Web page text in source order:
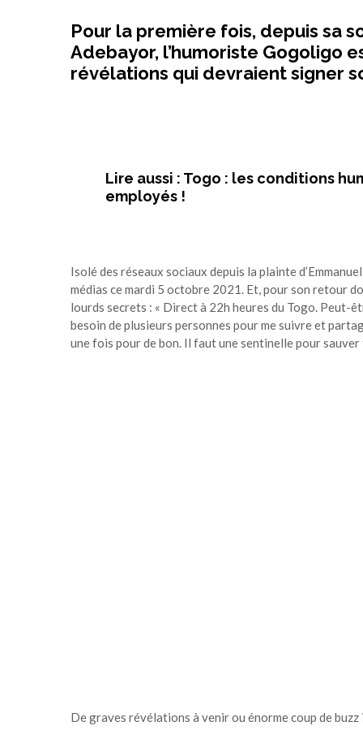
Pour la première fois, depuis sa
Adebayor, l’humoriste Gogoligo
révélations qui devraient signer
Lire aussi : Togo : les conditions
employés !
Isolé des réseaux sociaux depuis la plainte
médias ce mardi 5 octobre 2021. Et, pour son retour
lourds secrets : « Direct à 22h heures du Togo. Peut-
besoin de plusieurs personnes pour me suivre et
une fois pour de bon. Il faut une sentinelle pour
De graves révélations à venir ou énorme coup de buzz